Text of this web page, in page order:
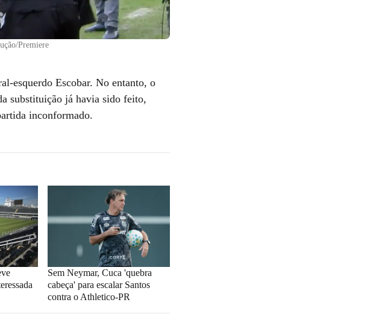
Premiere
esquerdo Escobar. No entanto, o
substituição já havia sido feito,
inconformado.
Sem Neymar, Cuca 'quebra
cabeça' para escalar Santos
contra o Athletico-PR